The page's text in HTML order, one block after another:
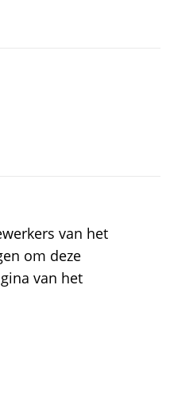
van het
om deze
van het